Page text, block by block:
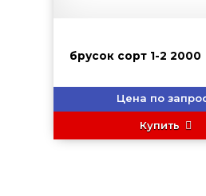
брусок сорт 1-2 2000
Цена по
Купить